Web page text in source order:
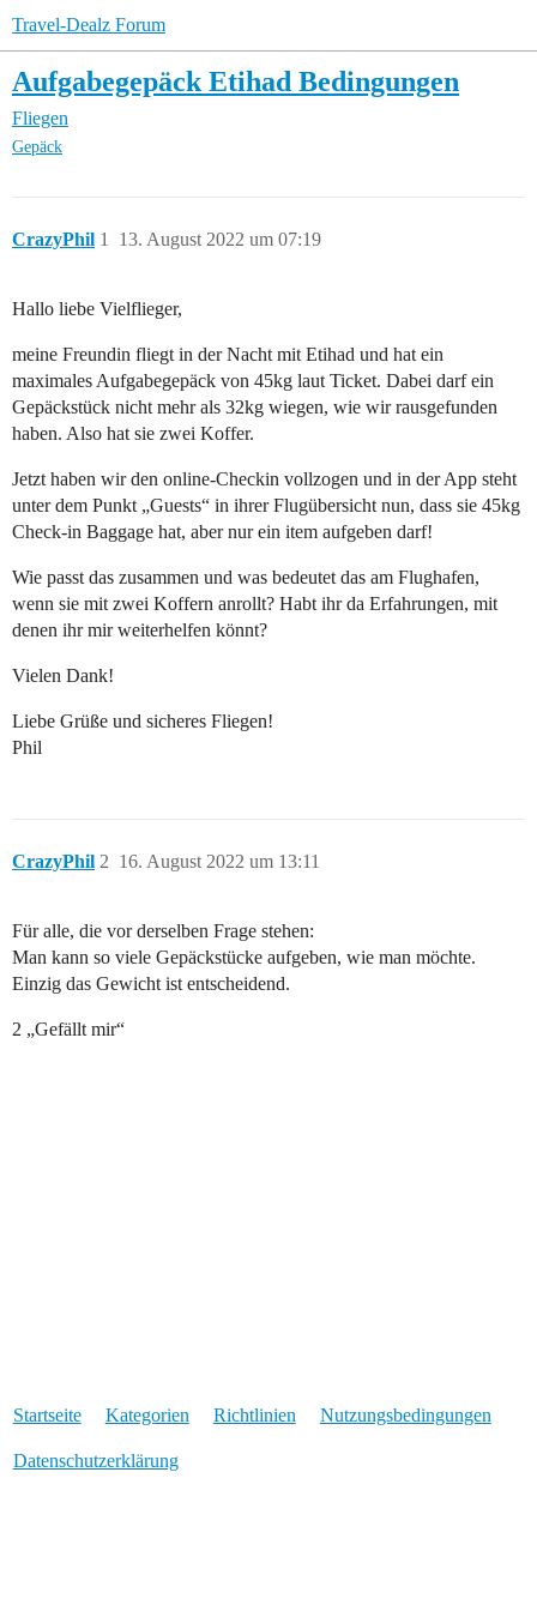
Travel-Dealz Forum
Aufgabegepäck Etihad Bedingungen
Fliegen
Gepäck
CrazyPhil 13. August 2022 um 07:19
1
Hallo liebe Vielflieger,
meine Freundin fliegt in der Nacht mit Etihad und hat ein
maximales Aufgabegepäck von 45kg laut Ticket. Dabei darf ein
Gepäckstück nicht mehr als 32kg wiegen, wie wir rausgefunden
haben. Also hat sie zwei Koffer.
Jetzt haben wir den online-Checkin vollzogen und in der App steht
unter dem Punkt „Guests“ in ihrer Flugübersicht nun, dass sie 45kg
Check-in Baggage hat, aber nur ein item aufgeben darf!
Wie passt das zusammen und was bedeutet das am Flughafen,
wenn sie mit zwei Koffern anrollt? Habt ihr da Erfahrungen, mit
denen ihr mir weiterhelfen könnt?
Vielen Dank!
Liebe Grüße und sicheres Fliegen!
Phil
CrazyPhil 16. August 2022 um 13:11
2
Für alle, die vor derselben Frage stehen:
Man kann so viele Gepäckstücke aufgeben, wie man möchte.
Einzig das Gewicht ist entscheidend.
2 „Gefällt mir“
Startseite Kategorien Richtlinien Nutzungsbedingungen
Datenschutzerklärung